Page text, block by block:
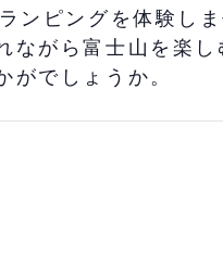
ンピングを体験しま
がら富士山を楽し
でしょうか。